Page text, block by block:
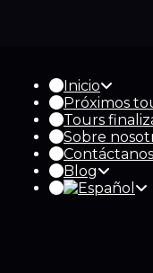
Inicio
Próximos
Tours
Sobre
Contáctanos
Blog